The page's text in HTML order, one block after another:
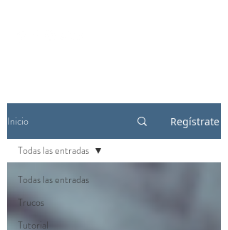
Inicio Regístrate
Todas las entradas
Trucos
Tutorial
Todas las entradas